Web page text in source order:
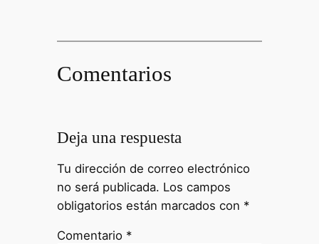
Comentarios
Deja una respuesta
Tu dirección de correo electrónico
no será publicada. Los campos
obligatorios están marcados con *
Comentario *